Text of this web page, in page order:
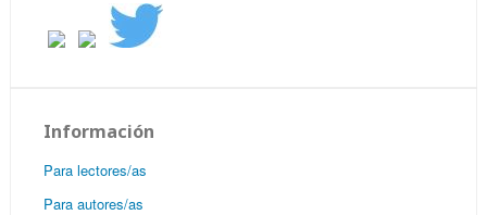
Información
Para lectores/as
Para autores/as